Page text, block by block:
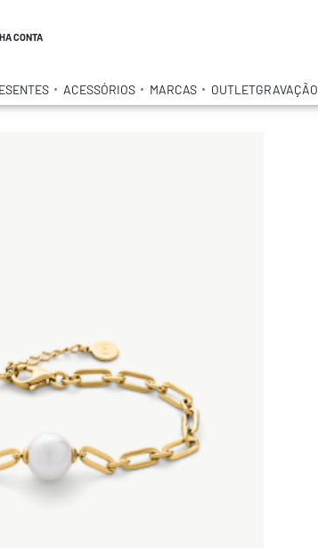
CONTA
ACESSÓRIOS MARCAS OUTLETGRAVAÇÃO